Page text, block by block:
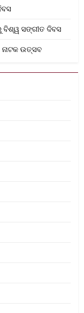
ବିଶ୍ୱ ସଙ୍ଗୀତ ଦିବସ
ନାଟକ ଉତ୍ସବ